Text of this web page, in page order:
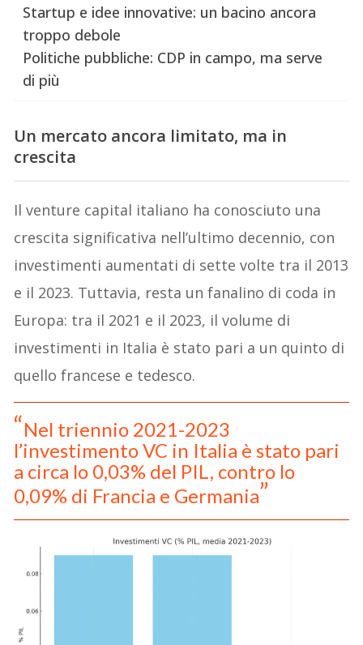
Startup e idee innovative: un bacino ancora
troppo debole
Politiche pubbliche: CDP in campo, ma serve
di più
Un mercato ancora limitato, ma in
crescita
Il venture capital italiano ha conosciuto una
crescita significativa nell’ultimo decennio, con
investimenti aumentati di sette volte tra il 2013
e il 2023. Tuttavia, resta un fanalino di coda in
Europa: tra il 2021 e il 2023, il volume di
investimenti in Italia è stato pari a un quinto di
quello francese e tedesco.
Nel triennio 2021-2023
l’investimento VC in Italia è stato pari
a circa lo 0,03% del PIL, contro lo
0,09% di Francia e Germania